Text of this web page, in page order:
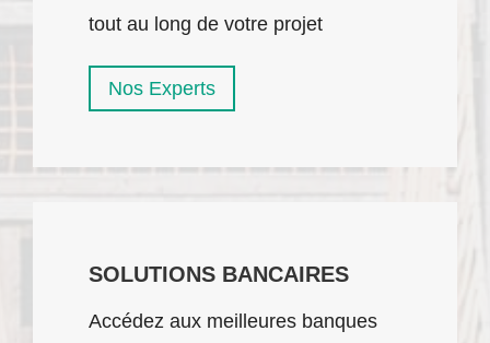
tout au long de votre projet
Nos Experts
SOLUTIONS BANCAIRES
Accédez aux meilleures banques